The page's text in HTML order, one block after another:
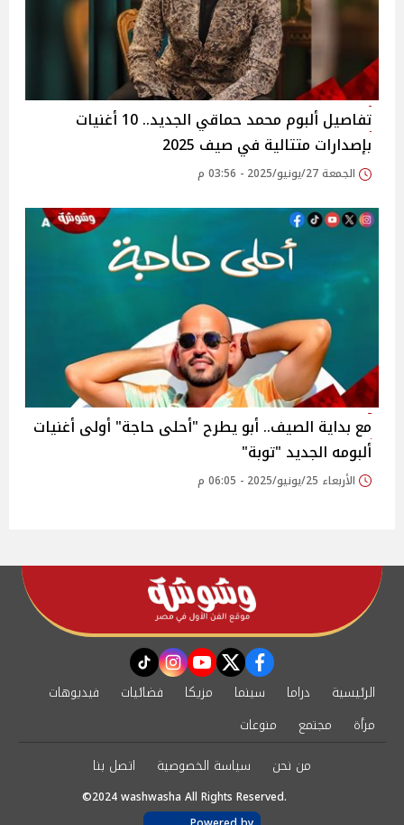
تفاصيل ألبوم محمد حماقي الجديد.. 10 أغنيات
بإصدارات متتالية في صيف 2025‎
الجمعة 27/يونيو/2025 - 03:56 م
مع بداية الصيف.. أبو يطرح "أحلى حاجة" أولى أغنيات
ألبومه الجديد "توبة"
الأربعاء 25/يونيو/2025 - 06:05 م
facebook
twitter
youtube
instagram
tiktok
الرئيسية دراما سينما مزيكا فضائيات
فيديوهات
مرأة
مجتمع
منوعات
من نحن
سياسة الخصوصية اتصل بنا
©2024 washwasha All Rights Reserved.